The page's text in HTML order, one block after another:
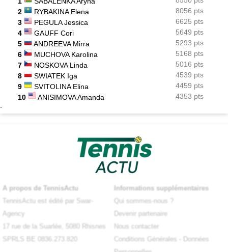
2
RYBAKINA Elena
8056 pts
3
PEGULA Jessica
6625 pts
4
GAUFF Cori
5649 pts
5
ANDREEVA Mirra
5293 pts
6
MUCHOVA Karolina
5168 pts
7
NOSKOVA Linda
5016 pts
8
SWIATEK Iga
4539 pts
9
SVITOLINA Elina
4459 pts
10
ANISIMOVA Amanda 4353 pts
-
A propos de TennisActu
TennisActu est édité par Swar-
Agency
17 rue de la Suarlée, 5080 Rhisnes
SPRLS BE 0836.273.820
Informations supplémentaires
Qui sommes-nous ?
Devenir partenaire
Nous contacter
Conditions Générales
Données